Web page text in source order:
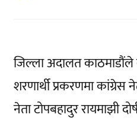
जिल्ला अदालत
शरणार्थी प्रकरणमा
नेता टोपबहादुर रायमाझी